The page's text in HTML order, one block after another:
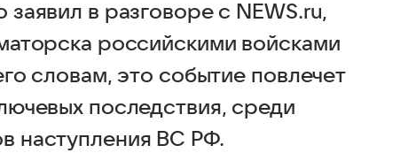
заявил в разговоре с NEWS.ru,
российскими войсками
словам, это событие повлечет
последствия, среди
наступления ВС РФ.